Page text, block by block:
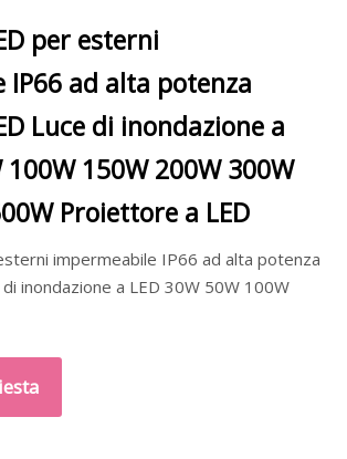
per esterni
ad alta potenza
Luce di inondazione a
100W 150W 200W 300W
Proiettore a LED
impermeabile IP66 ad alta potenza
inondazione a LED 30W 50W 100W